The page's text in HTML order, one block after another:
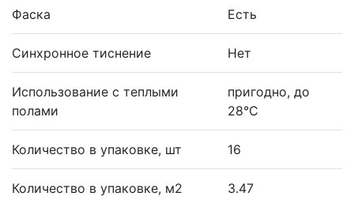
Фаска Есть
Синхронное тиснение Нет
Использование с теплыми
полами
пригодно, до
28°С
Количество в упаковке, шт 16
Количество в упаковке, м2 3.47